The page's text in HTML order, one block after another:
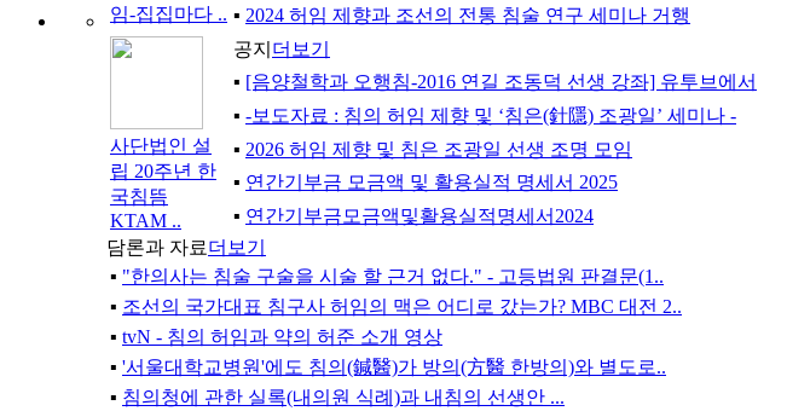
임-집집마다 .. ▪ 2024 허임 제향과 조선의 전통 침술 연구 세미나 거행
사단법인 설
립 20주년 한
국침뜸
KTAM ..
공지 더보기
▪ [음양철학과 오행침-2016 연길 조동덕 선생 강좌] 유투브에서
▪ -보도자료 : 침의 허임 제향 및 ‘침은(針隱) 조광일’ 세미나 -
▪ 2026 허임 제향 및 침은 조광일 선생 조명 모임
▪ 연간기부금 모금액 및 활용실적 명세서 2025
▪ 연간기부금모금액및활용실적명세서2024
담론과 자료더보기
▪ "한의사는 침술 구술을 시술 할 근거 없다." - 고등법원 판결문(1..
▪ 조선의 국가대표 침구사 허임의 맥은 어디로 갔는가? MBC 대전 2..
▪ tvN - 침의 허임과 약의 허준 소개 영상
▪ '서울대학교병원'에도 침의(鍼醫)가 방의(方醫 한방의)와 별도로..
▪ 침의청에 관한 실록(내의원 식례)과 내침의 선생안 ...